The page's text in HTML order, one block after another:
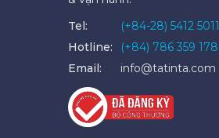
Tel:
(+84-28) 5412 5011
Hotline:
(+84) 786 359 178
Email:
info@tatinta.com